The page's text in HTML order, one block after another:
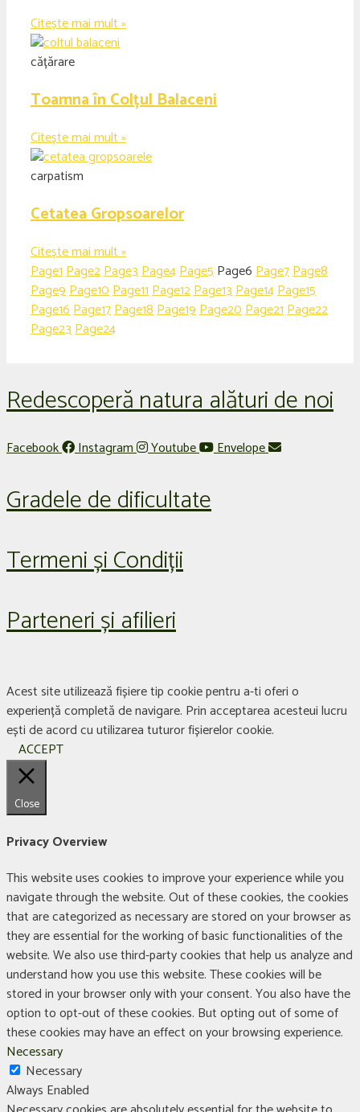
Citește mai mult »
cățărare
Toamna în Colțul Balaceni
Citește mai mult »
carpatism
Cetatea Gropsoarelor
Citește mai mult »
Page1Page2Page3Page4Page5Page6Page7Page8
Page9Page10Page11Page12Page13Page14Page15
Page16Page17Page18Page19Page20Page21Page22
Page23Page24
Redescoperă natura alături de noi
Facebook Instagram Youtube Envelope
Gradele de dificultate
Termeni și Condiții
Parteneri și afilieri
Acest site utilizează fișiere tip cookie pentru a-ti oferi o
experiență completă de navigare. Prin acceptarea acesteui lucru
ești de acord cu utilizarea tuturor fișierelor cookie.
ACCEPT
Close
Privacy Overview
This website uses cookies to improve your experience while you
navigate through the website. Out of these cookies, the cookies
that are categorized as necessary are stored on your browser as
they are essential for the working of basic functionalities of the
website. We also use third-party cookies that help us analyze and
understand how you use this website. These cookies will be
stored in your browser only with your consent. You also have the
option to opt-out of these cookies. But opting out of some of
these cookies may have an effect on your browsing experience.
Necessary
Necessary
Always Enabled